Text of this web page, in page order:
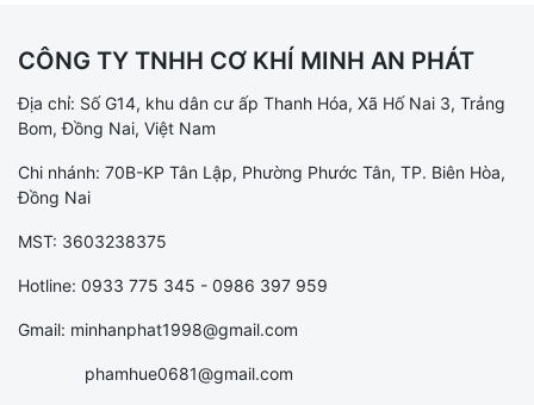
CÔNG TY TNHH CƠ KHÍ MINH AN PHÁT
Địa chỉ: Số G14, khu dân cư ấp Thanh Hóa, Xã Hố Nai 3, Trảng
Bom, Đồng Nai, Việt Nam
Chi nhánh: 70B-KP Tân Lập, Phường Phước Tân, TP. Biên Hòa,
Đồng Nai
MST: 3603238375
Hotline: 0933 775 345 - 0986 397 959
Gmail: minhanphat1998@gmail.com
phamhue0681@gmail.com